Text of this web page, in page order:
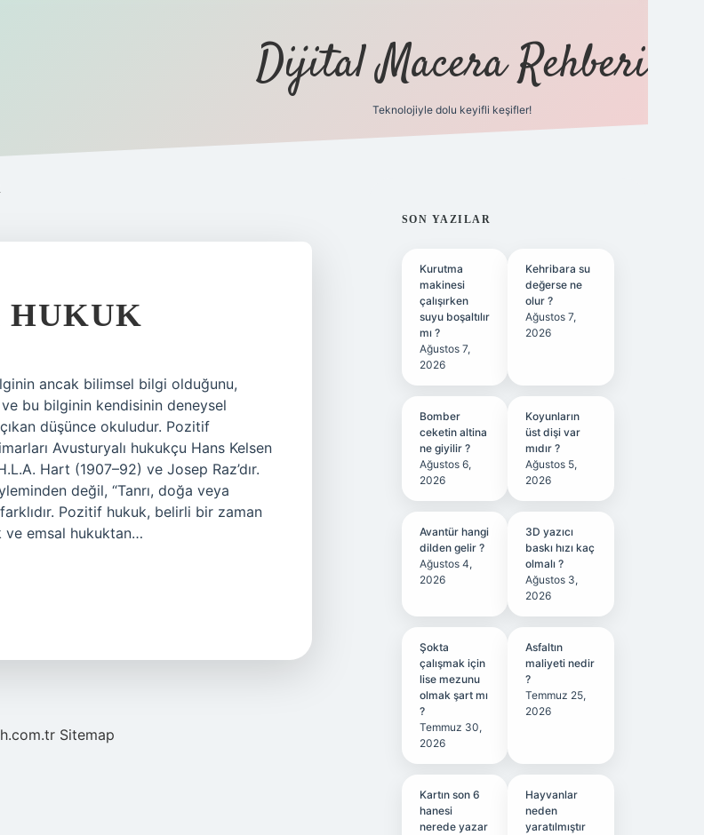
Dijital Macera Rehberi
Teknolojiyle dolu keyifli keşifler!
HUKUK
ancak bilimsel bilgi olduğunu,
bu bilginin kendisinin deneysel
düşünce okuludur. Pozitif
Avusturyalı hukukçu Hans Kelsen
Hart (1907–92) ve Josep Raz’dır.
değil, “Tanrı, doğa veya
Pozitif hukuk, belirli bir zaman
ve emsal hukuktan…
Sitemap
SIDEBAR
SON YAZILAR
Kurutma
makinesi
çalışırken
suyu boşaltılır
mı ?
Ağustos 7,
2026
Kehribara su
değerse ne
olur ?
Ağustos 7,
2026
Bomber
ceketin altina
ne giyilir ?
Ağustos 6,
2026
Koyunların
üst dişi var
mıdır ?
Ağustos 5,
2026
Avantür hangi
dilden gelir ?
Ağustos 4,
2026
3D yazıcı
baskı hızı kaç
olmalı ?
Ağustos 3,
2026
Şokta
çalışmak için
lise mezunu
olmak şart mı
?
Temmuz 30,
2026
Asfaltın
maliyeti nedir
?
Temmuz 25,
2026
Kartın son 6
hanesi
nerede yazar
Hayvanlar
neden
yaratılmıştır